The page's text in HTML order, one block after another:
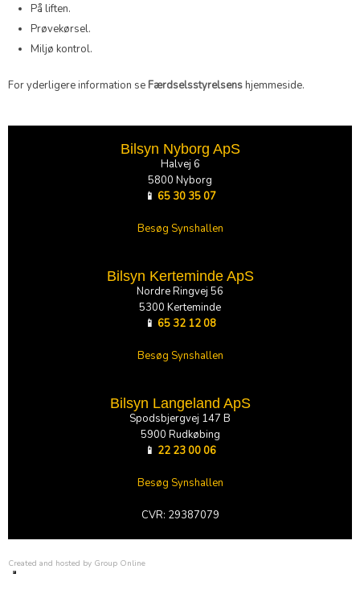
På liften.
Prøvekørsel.
Miljø kontrol.
For yderligere information se Færdselsstyrelsenshjemmeside.
Bilsyn Nyborg ApS
Halvej 6
5800 Nyborg
📱 65 30 35 07
​Besøg Synshallen
Bilsyn Kerteminde ApS
Nordre Ringvej 56
5300 Kerteminde
📱 65 32 12 08
Besøg Synshallen
Bilsyn Langeland ApS
Spodsbjergvej 147 B
5900 Rudkøbing
📱 22 23 00 06
Besøg Synshallen
CVR: 29387079​​
Created and hosted by Group Online